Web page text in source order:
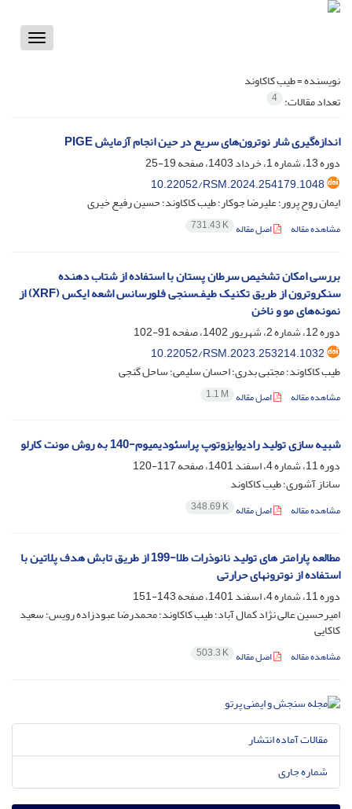
Toggle
نویسنده =طیب کاکاوند
تعداد مقالات: 4
اندازه‌گیری شار نوترون‌های سریع در حین انجام آزمایش PIGE
دوره 13، شماره 1، خرداد 1403، صفحه
19-25
10.22052/RSM.2024.254179.1048
ایمان روح پرور؛ علیرضا جوکار؛ طیب کاکاوند؛ حسین رفیع خیری
مشاهده مقاله اصل مقاله 731.43 K
بررسی امکان تشخیص سرطان پستان با استفاده از شتاب دهنده
سنکروترون از طریق تکنیک طیف‌سنجی فلورسانس اشعه ایکس (XRF) از
نمونه‌های مو و ناخن
دوره 12، شماره 2، شهریور 1402، صفحه
91-102
10.22052/RSM.2023.253214.1032
طیب کاکاوند؛ مجتبی بدری؛ احسان سلیمی؛ ساحل گنجی
مشاهده مقاله اصل مقاله 1.1 M
شبیه سازی تولید رادیوایزوتوپ پراسئودیمیوم-140 به روش مونت کارلو
دوره 11، شماره 4، اسفند 1401، صفحه
117-120
ساناز آشوری؛ طیب کاکاوند
مشاهده مقاله اصل مقاله 348.69 K
مطالعه پارامتر های تولید نانوذرات طلا-199 از طریق تابش هدف پلاتین با
استفاده از نوترونهای حرارتی
دوره 11، شماره 4، اسفند 1401، صفحه
143-151
امیرحسین عالی نژاد کمال آباد؛ طیب کاکاوند؛ محمدرضا عبودزاده رویس؛ سعید
کاکایی
مشاهده مقاله اصل مقاله 503.3 K
مقالات آماده انتشار
شماره جاری